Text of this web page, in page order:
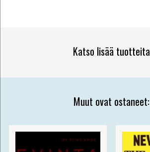
Katso lisää tuotteita
Muut ovat ostaneet: